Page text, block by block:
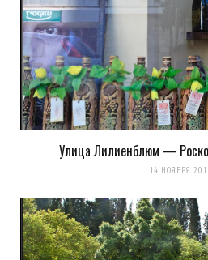
Улица Лилиенблюм —
14 НОЯБРЯ